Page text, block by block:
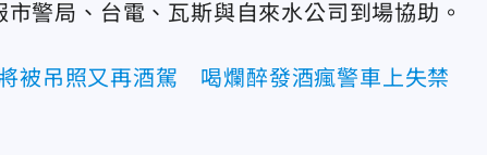
警局、台電、瓦斯與自來水公司到場協助。
被吊照又再酒駕 喝爛醉發酒瘋警車上失禁